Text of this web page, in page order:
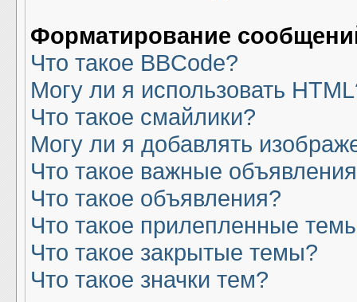
Форматирование
Что такое BBCode?
Могу ли я использовать
Что такое смайлики?
Могу ли я добавлять
Что такое важные
Что такое объявления?
Что такое прилепленные
Что такое закрытые темы?
Что такое значки тем?